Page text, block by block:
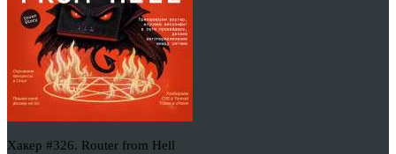
Хакер #326. Router from Hell